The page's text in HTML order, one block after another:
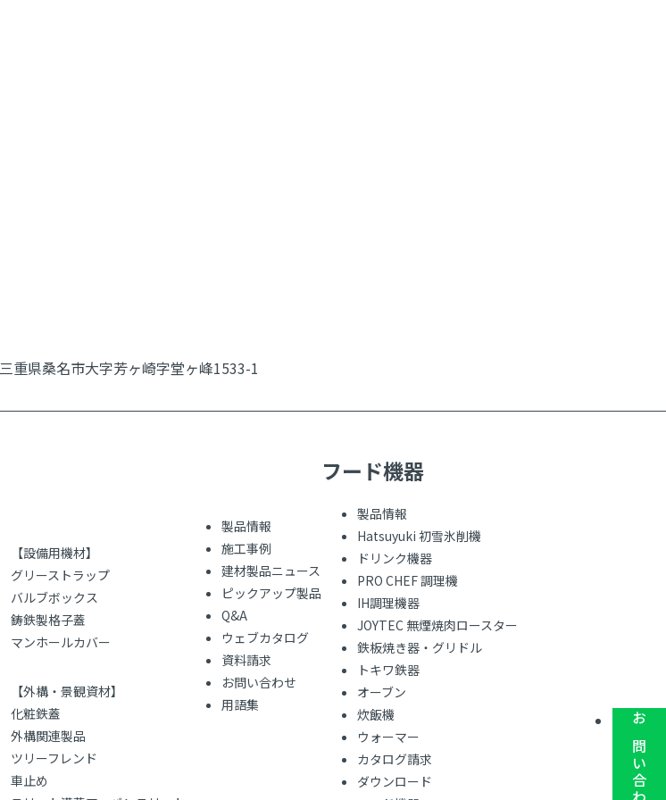
重県桑名市大字芳ヶ崎字堂ヶ峰1533-1
【設備用機材】
グリーストラップ
バルブボックス
鋳鉄製格子蓋
マンホールカバー
【外構・景観資材】
化粧鉄蓋
外構関連製品
ツリーフレンド
車止め
製品情報
施工事例
建材製品ニュース
ピックアップ製品
Q&A
ウェブカタログ
資料請求
お問い合わせ
用語集
フード機器
製品情報
Hatsuyuki 初雪氷削機
ドリンク機器
PRO CHEF 調理機
IH調理機器
JOYTEC 無煙焼肉ロースター
鉄板焼き器・グリドル
トキワ鉄器
オーブン
炊飯機
ウォーマー
カタログ請求
ダウンロード
お問い合わせ